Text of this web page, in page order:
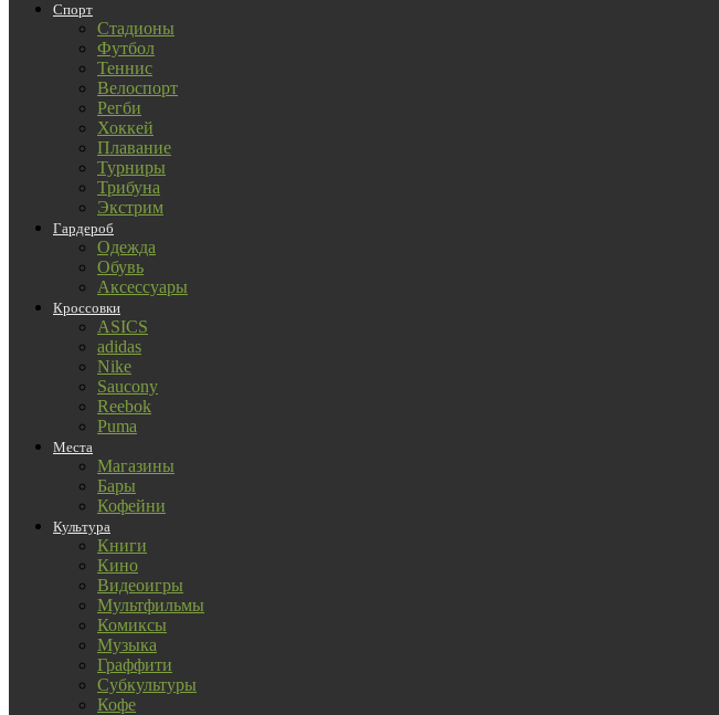
Спорт
Стадионы
Футбол
Теннис
Велоспорт
Регби
Хоккей
Плавание
Турниры
Трибуна
Экстрим
Гардероб
Одежда
Обувь
Аксессуары
Кроссовки
ASICS
adidas
Nike
Saucony
Reebok
Puma
Места
Магазины
Бары
Кофейни
Культура
Книги
Кино
Видеоигры
Мультфильмы
Комиксы
Музыка
Граффити
Субкультуры
Кофе